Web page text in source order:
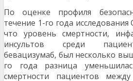
По оценке профиля
течение 1-го года
что уровень смертности,
инсультов среди
бевацизумаб, был несколько
го года разница
смертности пациентов